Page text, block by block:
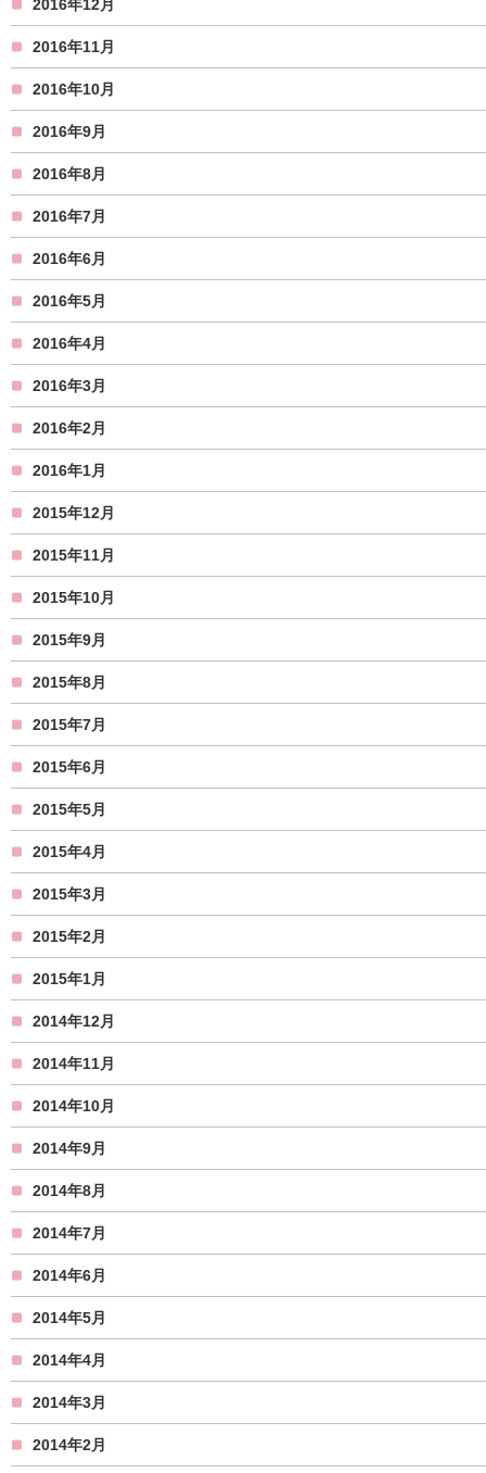
2016年12月
2016年11月
2016年10月
2016年9月
2016年8月
2016年7月
2016年6月
2016年5月
2016年4月
2016年3月
2016年2月
2016年1月
2015年12月
2015年11月
2015年10月
2015年9月
2015年8月
2015年7月
2015年6月
2015年5月
2015年4月
2015年3月
2015年2月
2015年1月
2014年12月
2014年11月
2014年10月
2014年9月
2014年8月
2014年7月
2014年6月
2014年5月
2014年4月
2014年3月
2014年2月